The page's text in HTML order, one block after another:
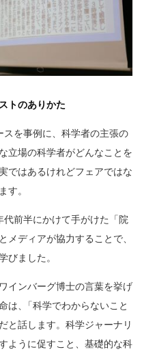
トのありかた
を事例に、科学者の主張の
立場の科学者がどんなことを
ではあるけれどフェアではな
す。
前半にかけて手がけた「院
メディアが協力することで、
びました。
インバーグ博士の言葉を挙げ
は
「科学でわからないこと
と話します。科学ジャーナリ
ように促すこと、基礎的な科